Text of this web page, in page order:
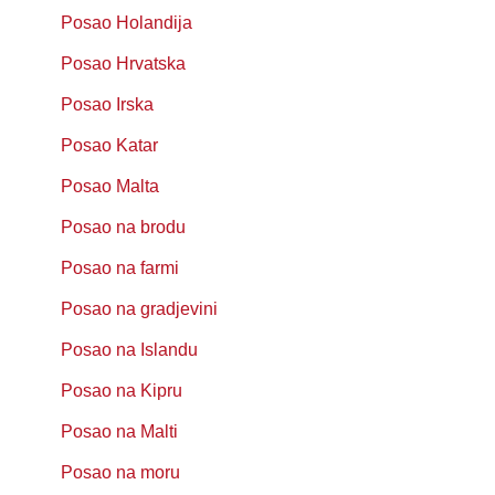
Posao Holandija
Posao Hrvatska
Posao Irska
Posao Katar
Posao Malta
Posao na brodu
Posao na farmi
Posao na gradjevini
Posao na Islandu
Posao na Kipru
Posao na Malti
Posao na moru